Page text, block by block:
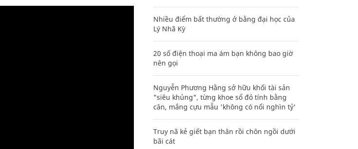
Nhiều điểm bất thường ở bằng đại học của
Lý Nhã Kỳ
20 số điện thoại ma ám bạn không bao giờ
nên gọi
Nguyễn Phương Hằng sở hữu khối tài sản
"siêu khủng", từng khoe sổ đỏ tính bằng
cân, mắng cựu mẫu 'không có nổi nghìn tỷ'
Truy nã kẻ giết bạn thân rồi chôn ngồi dưới
bãi cát